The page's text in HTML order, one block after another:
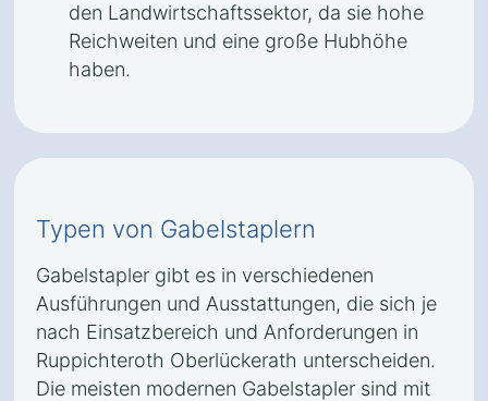
den Landwirtschaftssektor, da sie hohe
Reichweiten und eine große Hubhöhe
haben.
Typen von Gabelstaplern
Gabelstapler gibt es in verschiedenen
Ausführungen und Ausstattungen, die sich je
nach Einsatzbereich und Anforderungen in
Ruppichteroth Oberlückerath unterscheiden.
Die meisten modernen Gabelstapler sind mit